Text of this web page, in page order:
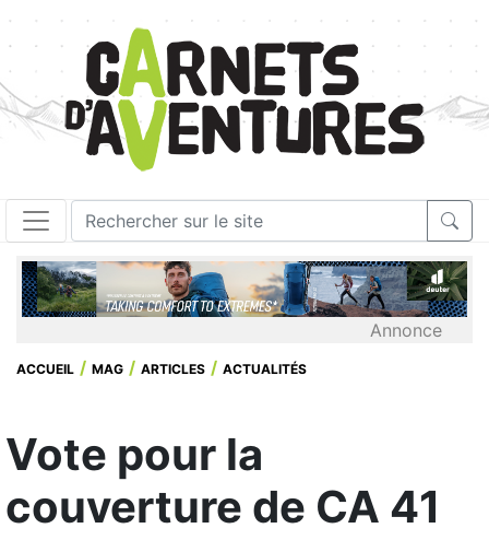
Annonce
ACCUEIL MAG ARTICLES ACTUALITÉS
Vote pour la
couverture de CA 41